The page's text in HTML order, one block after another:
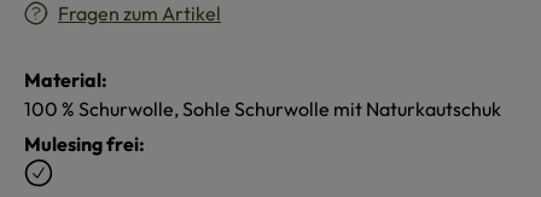
Fragen zum Artikel
Material:
100 % Schurwolle, Sohle Schurwolle mit Naturkautschuk
Mulesing frei: